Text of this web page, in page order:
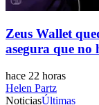
Zeus Wallet
asegura que no
hace 22 horas
Helen Partz
NoticiasÚltimas